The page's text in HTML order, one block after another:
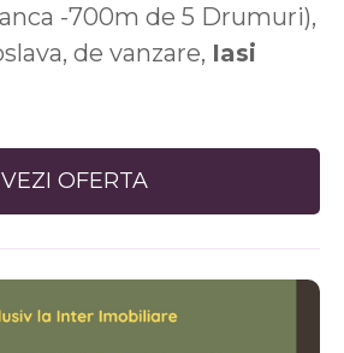
-700m de 5 Drumuri),
de vanzare, Iasi
VEZI OFERTA